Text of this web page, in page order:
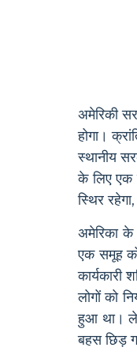
अमेरिकी
होगा।
स्थानीय
के लिए एक
स्थिर
अमेरिका के
एक समूह
लोगों को
हुआ था।
बहस छिड़